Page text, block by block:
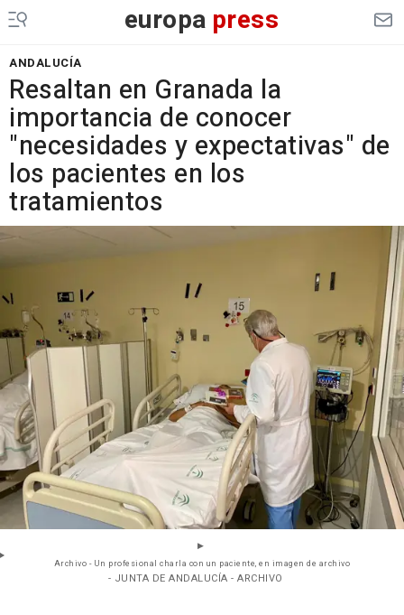
europa press
ANDALUCÍA
Resaltan en Granada la
importancia de conocer
"necesidades y expectativas" de
los pacientes en los
tratamientos
Archivo - Un profesional charla con un paciente, en imagen de archivo
- JUNTA DE ANDALUCÍA - ARCHIVO